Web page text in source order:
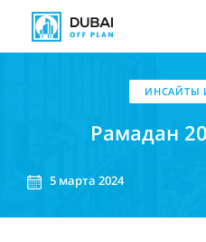
ИНСАЙТЫ
Рамадан
5 марта 2024